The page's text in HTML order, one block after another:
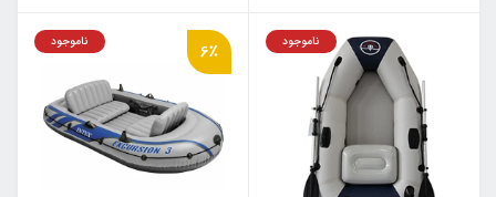
ناموجود 6٪ ناموجود